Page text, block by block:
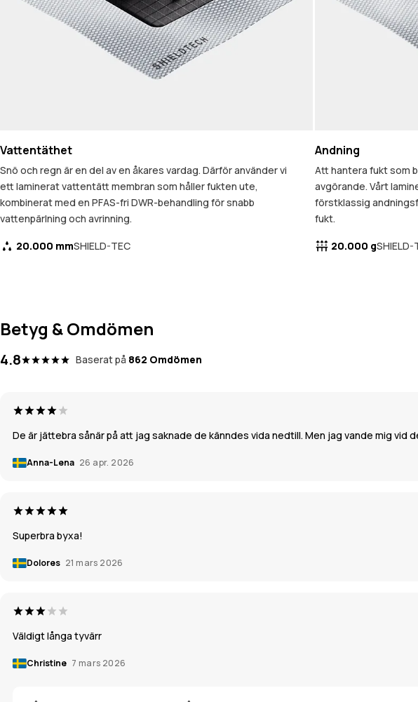
Vattentäthet
Snö och regn är en del av en åkares vardag. Därför använder vi
ett laminerat vattentätt membran som håller fukten ute,
kombinerat med en PFAS-fri DWR-behandling för snabb
vattenpärlning och avrinning.
20.000 mmSHIELD-TEC
Andning
Att hantera fukt som
avgörande. Vårt
förstklassig
fukt.
20.000 gSHIELD-
Betyg & Omdömen
4.8 Baserat på 862 Omdömen
De är jättebra sånär på att jag saknade de känndes vida nedtill. Men jag vande mig vid
Anna-Lena 26 apr. 2026
Superbra byxa!
Dolores 21 mars 2026
Väldigt långa tyvärr
Christine 7 mars 2026